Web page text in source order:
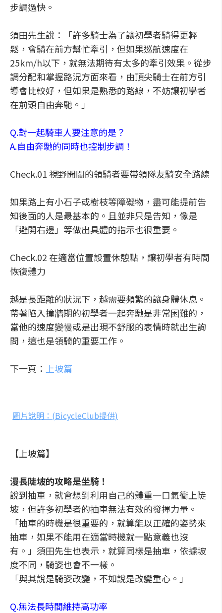
步調過快。
須田先生說：「許多騎士為了讓初學者騎得更輕
鬆，會騎在前方幫忙牽引，但如果巡航速度在
25km/h以下，就無法期待有太多的牽引效果。從步
調分配和掌握路況方面來看，由頂尖騎士在前方引
導會比較好，但如果是熟悉的路線，不妨讓初學者
在前頭自由奔馳。」
Q.對一起騎車人要注意的是？
A.自由奔馳的同時也控制步調！
Check.01 視野開闊的領騎者要帶領隊友騎安全路線
如果路上有小石子或樹枝等障礙物，盡可能提前告
知後面的人是最基本的。且並非只是告知，像是
「避開右邊」等做出具體的指示也很重要。
Check.02 在適當位置設置休憩點，讓初學者有時間
恢復體力
越是長距離的狀況下，越需要頻繁的讓身體休息。
帶著陷入撞牆期的初學者一起奔馳是非常困難的，
當他的速度變慢或是出現不舒服的表情時就出生詢
問，這也是領騎的重要工作。
下一頁： 上坡篇
圖片說明：(BicycleClub提供)
【上坡篇】
漫長陡坡的攻略是坐騎！
說到抽車，就會想到利用自己的體重一口氣衝上陡
坡，但許多初學者的抽車無法有效的發揮力量。
「抽車的時機是很重要的，就算能以正確的姿勢來
抽車，如果不能用在適當時機就一點意義也沒
有。」須田先生也表示，就算同樣是抽車，依據坡
度不同，騎姿也會不一樣。
「與其說是騎姿改變，不如說是改變重心。」
Q.無法長時間維持高功率